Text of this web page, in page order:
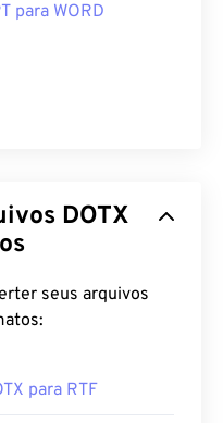
para WORD
seus arquivos
para RTF